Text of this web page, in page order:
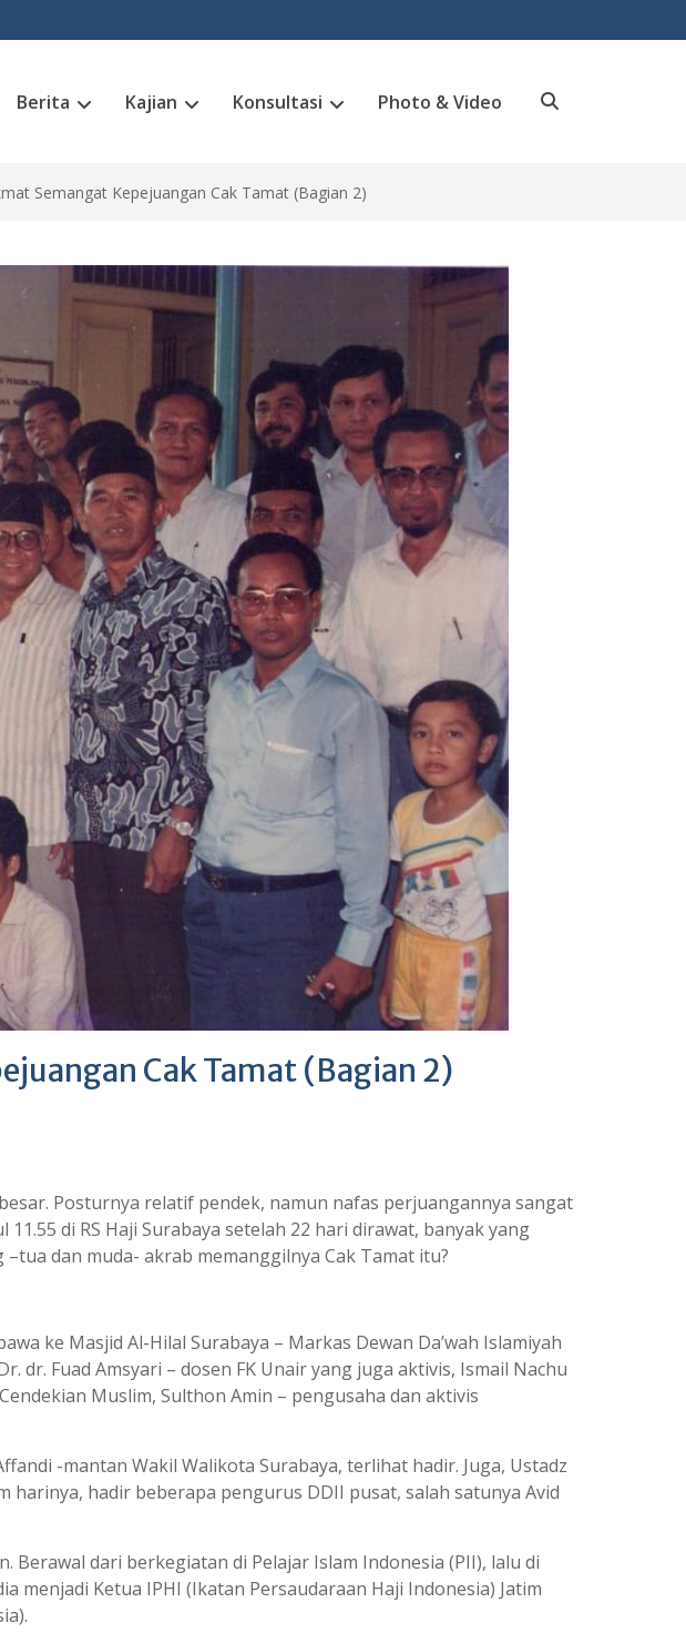
Berita Kajian Konsultasi Photo & Video
Semangat Kepejuangan Cak Tamat (Bagian 2)
Cak Tamat (Bagian 2)
Posturnya relatif pendek, namun nafas perjuangannya sangat
di RS Haji Surabaya setelah 22 hari dirawat, banyak yang
dan muda- akrab memanggilnya Cak Tamat itu?
ke Masjid Al-Hilal Surabaya – Markas Dewan Da’wah Islamiyah
dr. Fuad Amsyari – dosen FK Unair yang juga aktivis, Ismail Nachu
Muslim, Sulthon Amin – pengusaha dan aktivis
-mantan Wakil Walikota Surabaya, terlihat hadir. Juga, Ustadz
harinya, hadir beberapa pengurus DDII pusat, salah satunya Avid
dari berkegiatan di Pelajar Islam Indonesia (PII), lalu di
menjadi Ketua IPHI (Ikatan Persaudaraan Haji Indonesia) Jatim